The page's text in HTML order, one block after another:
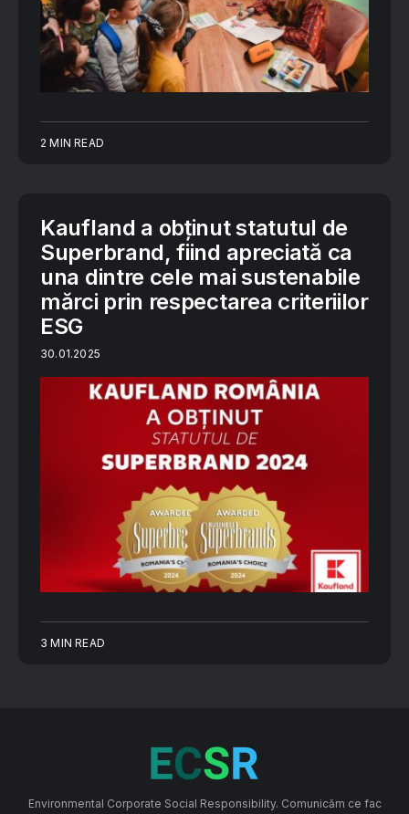
2 MIN READ
Kaufland a obținut statutul de
Superbrand, fiind apreciată ca
una dintre cele mai sustenabile
mărci prin respectarea criteriilor
ESG
30.01.2025
3 MIN READ
Environmental Corporate Social Responsibility. Comunicăm ce fac